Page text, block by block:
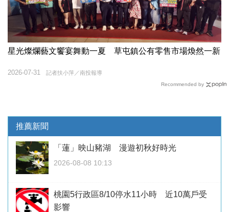
星光燦爛藝文饗宴舞動一夏 草屯鎮公有零售市場煥然一新
記者扶小萍／南投報導
2026-07-31
Recommended by
推薦新聞
「蓮」映山豬湖 漫遊初秋好時光
2026-08-08 10:13
桃園5行政區8/10停水11小時 近10萬戶受
影響